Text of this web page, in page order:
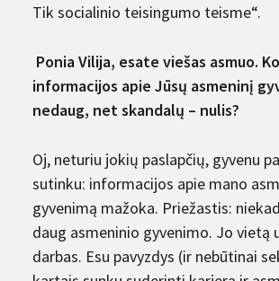
Tik socialinio teisingumo teisme“.
Ponia Vilija, esate viešas asmuo.
informacijos apie Jūsų asmeninį
nedaug, net skandalų – nulis?
Oj, neturiu jokių paslapčių, gyvenu
sutinku: informacijos apie mano
gyvenimą mažoka. Priežastis:
daug asmeninio gyvenimo. Jo vietą
darbas. Esu pavyzdys (ir nebūtinai